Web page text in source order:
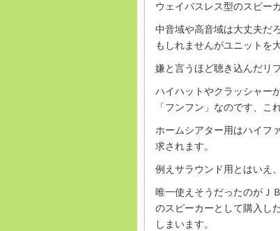
ウェイバスレス型のスピー
中音域や高音域は大丈夫だ
もしれませんがユニットを
嫌と言うほど聴き込んだリ
ハイハットやクラッシャー
「フンフン」なのです、こ
ホームシアター用はハイフ
求されます。
例えサラウンド用とはいえ
唯一使えそうだったのがＪ
のスピーカーとして購入し
しまいます。